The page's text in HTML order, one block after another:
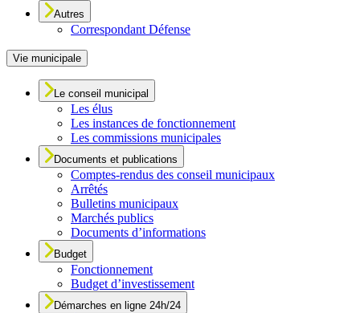
Autres
Correspondant Défense
Vie municipale
Le conseil municipal
Les élus
Les instances de fonctionnement
Les commissions municipales
Documents et publications
Comptes-rendus des conseil municipaux
Arrêtés
Bulletins municipaux
Marchés publics
Documents d’informations
Budget
Fonctionnement
Budget d’investissement
Démarches en ligne 24h/24